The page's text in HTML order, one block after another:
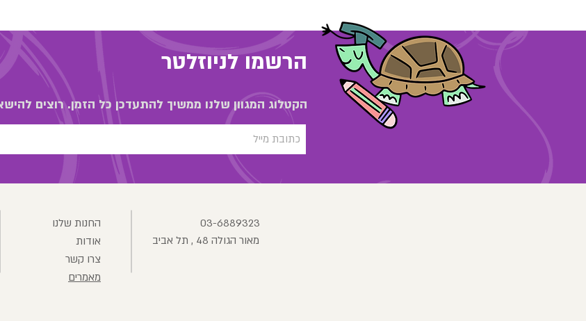
הרשמו לניוזלטר
הקטלוג המגוון שלנו ממשיך להתעדכן כל הזמן. רוצים
החנות שלנו
אודות
צרו קשר
מאמרים
מאור הגולה 48 , תל אביב
03-6889323